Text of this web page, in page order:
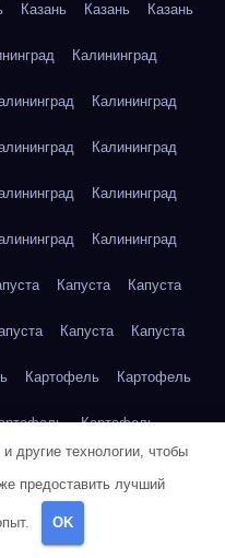
Казань Казань Казань
Калининград
Калининград
Калининград
Калининград
Калининград
Капуста Капуста
Капуста Капуста
Картофель Картофель
Картофель
Кейптаун
другие технологии, чтобы
предоставить лучший
OK